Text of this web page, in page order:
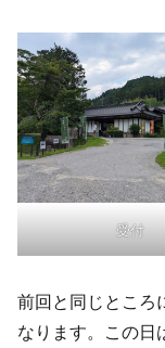
受付
前回と同じところ
なります。この日